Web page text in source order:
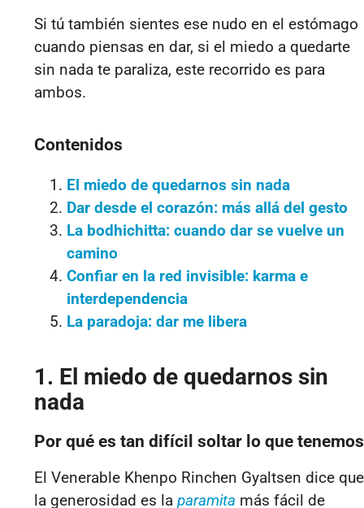
Si tú también sientes ese nudo en el estómago
cuando piensas en dar, si el miedo a quedarte
sin nada te paraliza, este recorrido es para
ambos.
Contenidos
El miedo de quedarnos sin nada
Dar desde el corazón: más allá del gesto
La bodhichitta: cuando dar se vuelve un
camino
Confiar en la red invisible: karma e
interdependencia
La paradoja: dar me libera
1. El miedo de quedarnos sin
nada
Por qué es tan difícil soltar lo que tenemos
El Venerable Khenpo Rinchen Gyaltsen dice que
la generosidad es la paramita más fácil de